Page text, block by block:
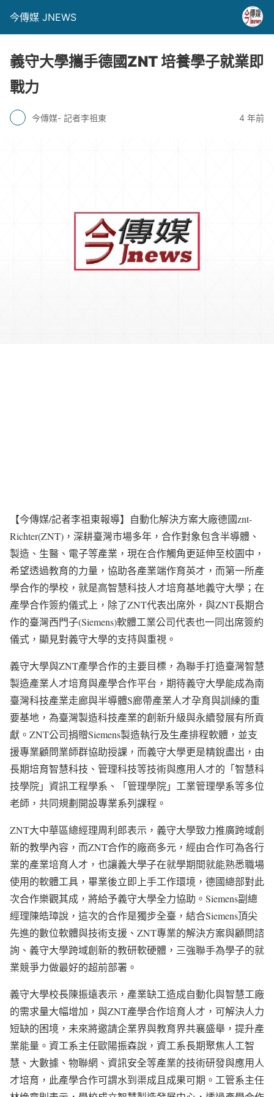
今傳媒 JNEWS
義守大學攜手德國ZNT 培養學子就業即
戰力
今傳媒- 記者李祖東 4 年前
【今傳媒/記者李祖東報導】自動化解決方案大廠德國znt-
Richter(ZNT)，深耕臺灣市場多年，合作對象包含半導體、
製造、生醫、電子等產業，現在合作觸角更延伸至校園中，
希望透過教育的力量，協助各產業端作育英才，而第一所產
學合作的學校，就是高智慧科技人才培育基地義守大學；在
產學合作簽約儀式上，除了ZNT代表出席外，與ZNT長期合
作的臺灣西門子(Siemens)軟體工業公司代表也一同出席簽約
儀式，顯見對義守大學的支持與重視。
義守大學與ZNT產學合作的主要目標，為聯手打造臺灣智慧
製造產業人才培育與產學合作平台，期待義守大學能成為南
臺灣科技產業走廊與半導體S廊帶產業人才孕育與訓練的重
要基地，為臺灣製造科技產業的創新升級與永續發展有所貢
獻。ZNT公司捐贈Siemens製造執行及生產排程軟體，並支
援專業顧問業師群協助授課，而義守大學更是精銳盡出，由
長期培育智慧科技、管理科技等技術與應用人才的「智慧科
技學院」資訊工程學系、「管理學院」工業管理學系等多位
老師，共同規劃開設專業系列課程。
ZNT大中華區總經理周利郎表示，義守大學致力推廣跨域創
新的教學內容，而ZNT合作的廠商多元，經由合作可為各行
業的產業培育人才，也讓義大學子在就學期間就能熟悉職場
使用的軟體工具，畢業後立即上手工作環境，德國總部對此
次合作樂觀其成，將給予義守大學全力協助。Siemens副總
經理陳皓璋說，這次的合作是獨步全臺，結合Siemens頂尖
先進的數位軟體與技術支援、ZNT專業的解決方案與顧問諮
詢、義守大學跨域創新的教研軟硬體，三強聯手為學子的就
業競爭力做最好的超前部署。
義守大學校長陳振遠表示，產業缺工造成自動化與智慧工廠
的需求量大幅增加，與ZNT產學合作培育人才，可解決人力
短缺的困境，未來將邀請企業界與教育界共襄盛舉，提升產
業能量。資工系主任歐陽振森說，資工系長期聚焦人工智
慧、大數據、物聯網、資訊安全等產業的技術研發與應用人
才培育，此產學合作可謂水到渠成且成果可期。工管系主任